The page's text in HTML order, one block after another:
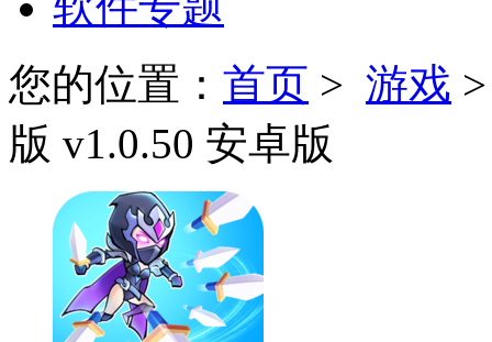
您的位置： 首页 > 游戏
版 v1.0.50 安卓版